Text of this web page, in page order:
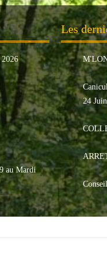
au Mardi
Les
24